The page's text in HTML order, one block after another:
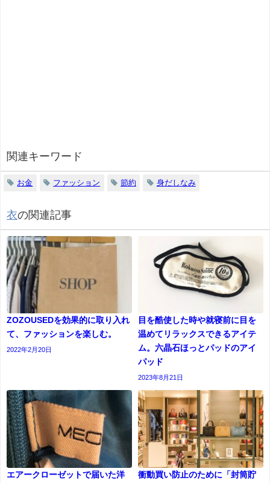
関連キーワード
お金 ファッション 節約 身だしなみ
衣の関連記事
ZOZOUSEDを効果的に取り入れ
て、ファッションを楽しむ。
2022年2月20日
目を酷使した時や就寝前に目を
温めてリラックスできるアイテ
ム。六晶石ほっとパッドのアイ
パッド
2023年8月21日
エアークローゼットで届いた洋
衝動買い防止のために「封筒貯